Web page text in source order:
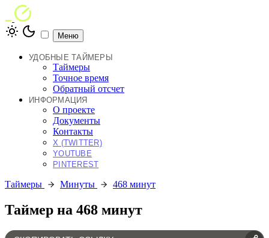
Меню
УДОБНЫЕ ТАЙМЕРЫ
Таймеры
Точное время
Обратный отсчет
ИНФОРМАЦИЯ
О проекте
Документы
Контакты
X (TWITTER)
YOUTUBE
PINTEREST
Таймеры Минуты 468 минут
Таймер на 468 минут